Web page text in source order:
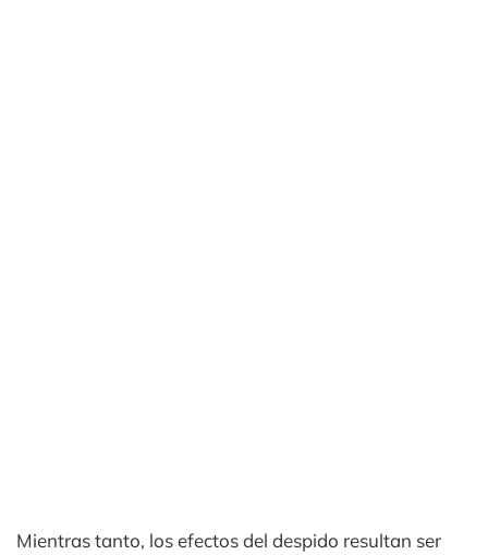
Mientras tanto, los efectos del despido resultan ser